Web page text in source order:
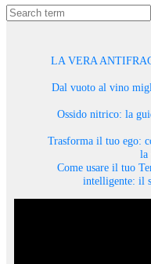
LA VERA
Dal vuoto al vino
Ossido nitrico: la
Trasforma il tuo ego:
la
Come usare il tuo
intelligente: il